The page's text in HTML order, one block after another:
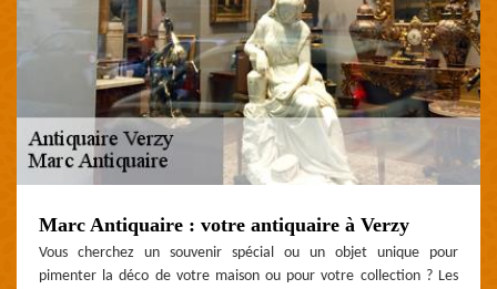
Marc Antiquaire : votre antiquaire à Verzy
Vous cherchez un souvenir spécial ou un objet unique pour
pimenter la déco de votre maison ou pour votre collection ? Les